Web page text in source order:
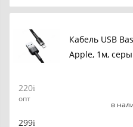
Кабель USB
Apple, 1м,
220
опт
299
в